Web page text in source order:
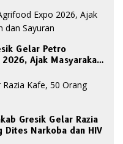
Gelar Petro
Ajak Masyarakat
Gresik Gelar Razia
Dites Narkoba dan HIV